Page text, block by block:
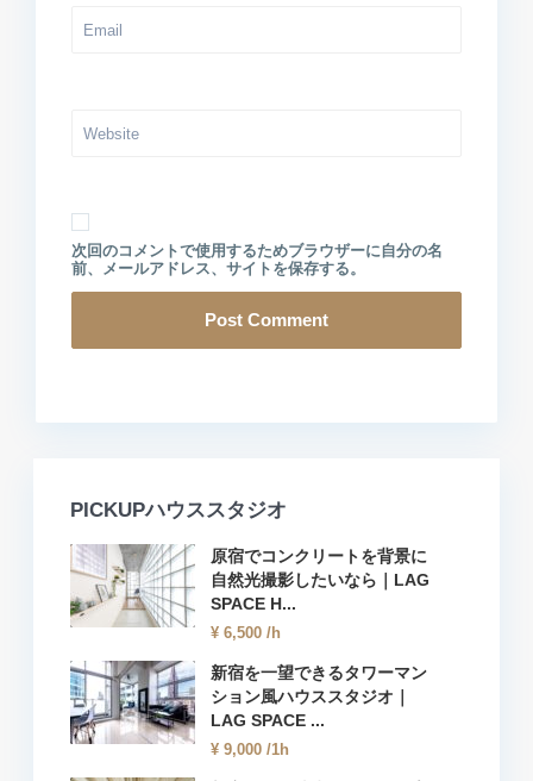
次回のコメントで使用するためブラウザーに自分の名
前、メールアドレス、サイトを保存する。
PICKUPハウススタジオ
原宿でコンクリートを背景に
自然光撮影したいなら｜LAG
SPACE H...
¥ 6,500 /h
新宿を一望できるタワーマン
ション風ハウススタジオ｜
LAG SPACE ...
¥ 9,000 /1h